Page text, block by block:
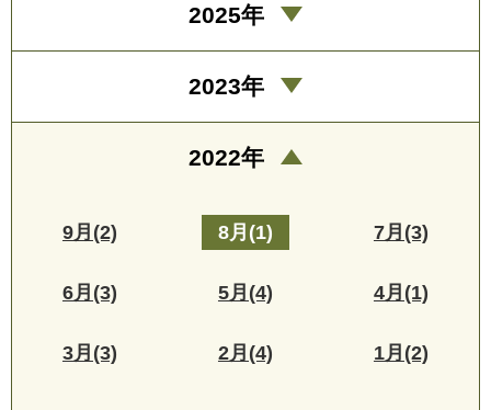
2025年
2023年
2022年
9月(2) 8月(1) 7月(3)
6月(3) 5月(4) 4月(1)
3月(3) 2月(4) 1月(2)